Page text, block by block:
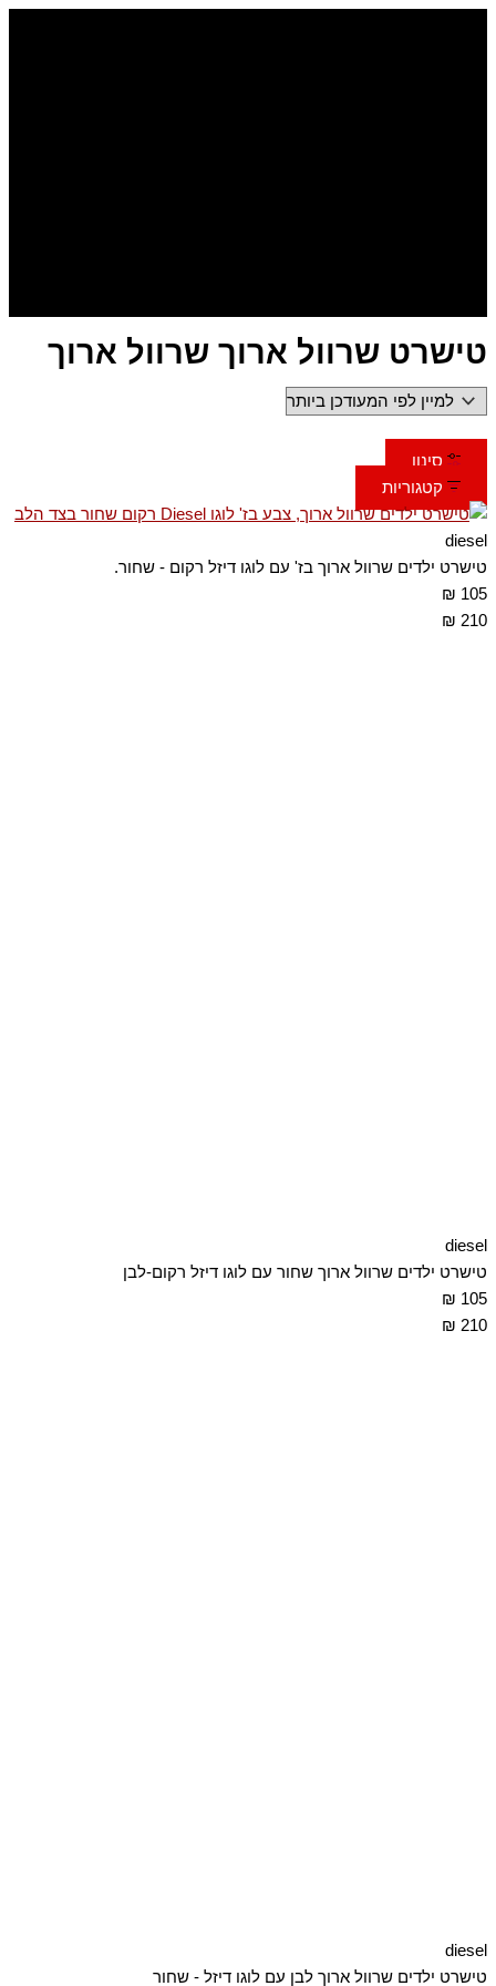
דילוג
טישרט שרוול ארוך שרוול ארוך
סינון
קטגוריות
diesel
טישרט ילדים שרוול ארוך בז' עם לוגו דיזל רקום - שחור.
105 ₪
210 ₪
diesel
טישרט ילדים שרוול ארוך שחור עם לוגו דיזל רקום-לבן
105 ₪
210 ₪
diesel
טישרט ילדים שרוול ארוך לבן עם לוגו דיזל - שחור